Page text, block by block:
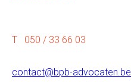
T 050 / 33 66 03
contact@bpb-advocaten.be